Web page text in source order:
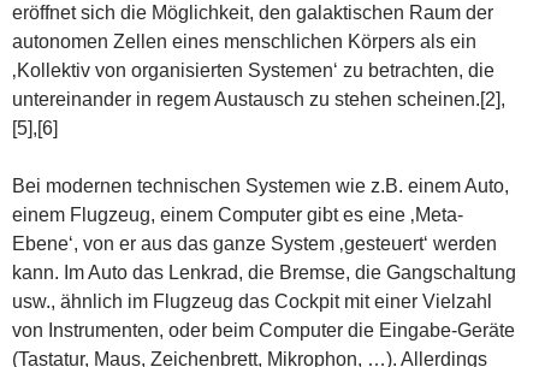
eröffnet sich die Möglichkeit, den galaktischen Raum der
autonomen Zellen eines menschlichen Körpers als ein
‚Kollektiv von organisierten Systemen‘ zu betrachten, die
untereinander in regem Austausch zu stehen scheinen.[2],
[5],[6]
Bei modernen technischen Systemen wie z.B. einem Auto,
einem Flugzeug, einem Computer gibt es eine ‚Meta-
Ebene‘, von er aus das ganze System ‚gesteuert‘ werden
kann. Im Auto das Lenkrad, die Bremse, die Gangschaltung
usw., ähnlich im Flugzeug das Cockpit mit einer Vielzahl
von Instrumenten, oder beim Computer die Eingabe-Geräte
(Tastatur, Maus, Zeichenbrett, Mikrophon, …). Allerdings